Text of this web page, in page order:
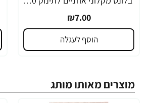
₪7.00
הוסף לעגלה
מוצרים מאותו מותג